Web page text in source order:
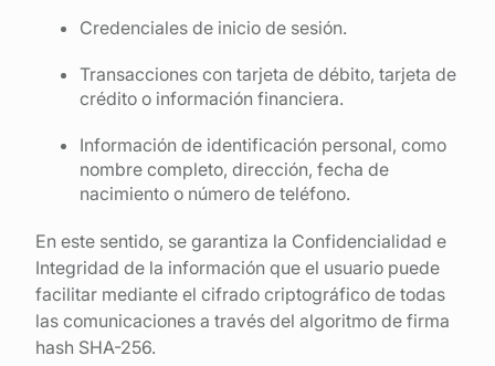
Credenciales de inicio de sesión.
Transacciones con tarjeta de débito, tarjeta de
crédito o información financiera.
Información de identificación personal, como
nombre completo, dirección, fecha de
nacimiento o número de teléfono.
En este sentido, se garantiza la Confidencialidad e
Integridad de la información que el usuario puede
facilitar mediante el cifrado criptográfico de todas
las comunicaciones a través del algoritmo de firma
hash SHA-256.